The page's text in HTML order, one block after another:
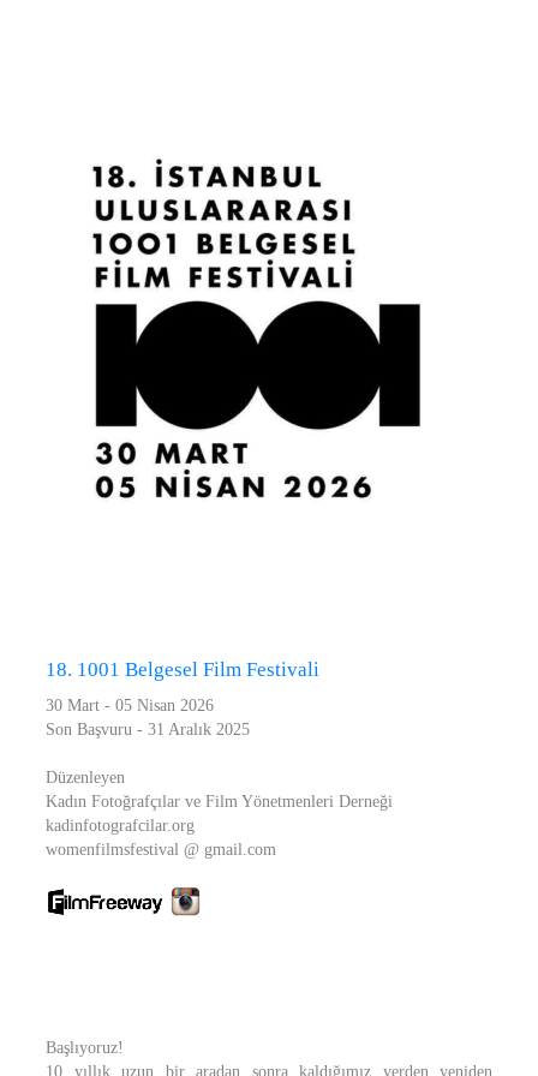
18. 1001 Belgesel Film Festivali
30 Mart - 05 Nisan 2026
Son Başvuru - 31 Aralık 2025
Düzenleyen
Kadın Fotoğrafçılar ve Film Yönetmenleri Derneği
kadinfotografcilar.org
womenfilmsfestival @ gmail.com
Başlıyoruz!
10 yıllık uzun bir aradan sonra kaldığımız yerden yeniden